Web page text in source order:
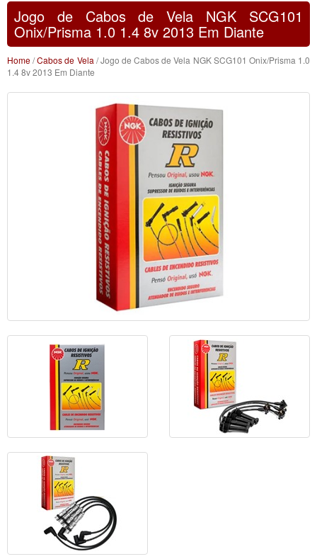
Jogo de Cabos de Vela NGK SCG101
Onix/Prisma 1.0 1.4 8v 2013 Em Diante
Home/Cabos de Vela / Jogo de Cabos de Vela NGK SCG101 Onix/Prisma 1.0
1.4 8v 2013 Em Diante